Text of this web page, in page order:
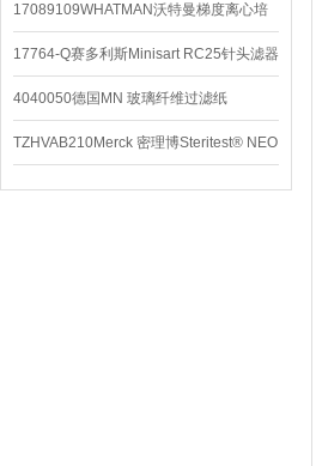
配件
17089109WHATMAN沃特曼梯度离心培
养基
17764-Q赛多利斯Minisart RC25针头滤器
4040050德国MN 玻璃纤维过滤纸
TZHVAB210Merck 密理博Steritest® NEO
设备